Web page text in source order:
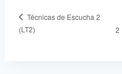
Técnicas de Escucha 2
(LT2)
2